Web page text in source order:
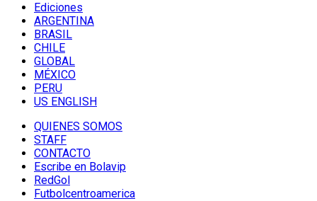
Ediciones
ARGENTINA
BRASIL
CHILE
GLOBAL
MÉXICO
PERU
US ENGLISH
QUIENES SOMOS
STAFF
CONTACTO
Escribe en Bolavip
RedGol
Futbolcentroamerica